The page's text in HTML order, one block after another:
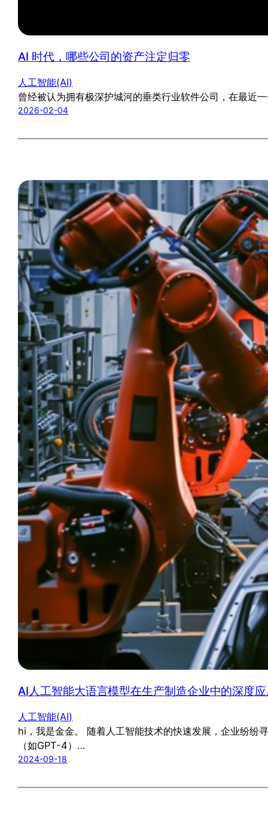
AI 时代，哪些公司的资产注定归零
人工智能(AI)
曾经被认为拥有极深护城河的垂类行业软件公司，在最
2026-02-04
AI人工智能大语言模型在生产制造企业中的深度
人工智能(AI)
hi，我是金金。 随着人工智能技术的快速发展，企业纷纷
（如GPT-4）…
2024-09-18